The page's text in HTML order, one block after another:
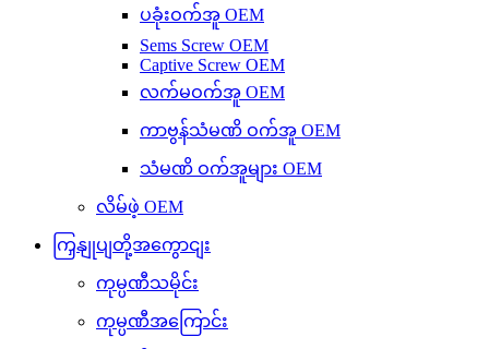
ပခုံးဝက်အူ OEM
Sems Screw OEM
Captive Screw OEM
လက်မဝက်အူ OEM
ကာဗွန်သံမဏိ ဝက်အူ OEM
သံမဏိ ဝက်အူများ OEM
လိမ်ဖဲ့ OEM
ကြှနျုပျတို့အကွောငျး
ကုမ္ပဏီသမိုင်း
ကုမ္ပဏီအကြောင်း